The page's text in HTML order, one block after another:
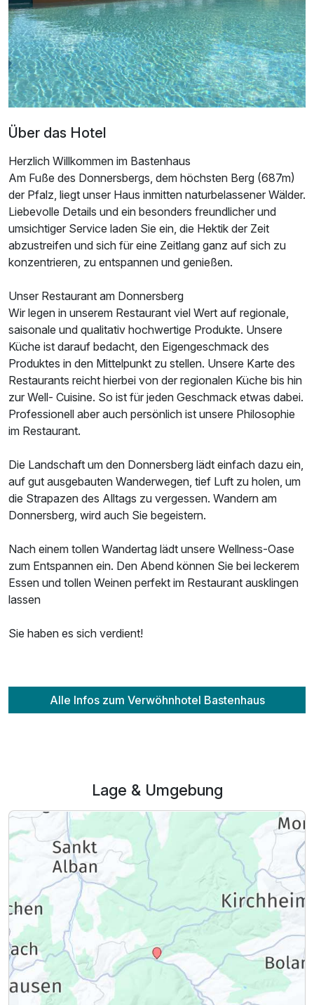
Über das Hotel
Herzlich Willkommen im Bastenhaus
Am Fuße des Donnersbergs, dem höchsten Berg (687m)
der Pfalz, liegt unser Haus inmitten naturbelassener Wälder.
Liebevolle Details und ein besonders freundlicher und
umsichtiger Service laden Sie ein, die Hektik der Zeit
abzustreifen und sich für eine Zeitlang ganz auf sich zu
konzentrieren, zu entspannen und genießen.
Unser Restaurant am Donnersberg
Wir legen in unserem Restaurant viel Wert auf regionale,
saisonale und qualitativ hochwertige Produkte. Unsere
Küche ist darauf bedacht, den Eigengeschmack des
Produktes in den Mittelpunkt zu stellen. Unsere Karte des
Restaurants reicht hierbei von der regionalen Küche bis hin
zur Well- Cuisine. So ist für jeden Geschmack etwas dabei.
Professionell aber auch persönlich ist unsere Philosophie
im Restaurant.
Die Landschaft um den Donnersberg lädt einfach dazu ein,
auf gut ausgebauten Wanderwegen, tief Luft zu holen, um
die Strapazen des Alltags zu vergessen. Wandern am
Donnersberg, wird auch Sie begeistern.
Nach einem tollen Wandertag lädt unsere Wellness-Oase
zum Entspannen ein. Den Abend können Sie bei leckerem
Essen und tollen Weinen perfekt im Restaurant ausklingen
lassen
Sie haben es sich verdient!
Alle Infos zum Verwöhnhotel Bastenhaus
Lage & Umgebung